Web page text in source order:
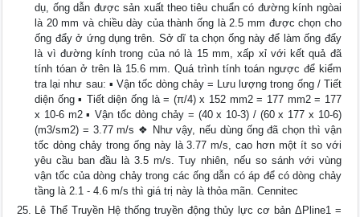
dụ, ống dẫn được sản xuất theo tiêu chuẩn có đường kính ngòai
là 20 mm và chiều dày của thành ống là 2.5 mm được chọn cho
ống đẩy ở ứng dụng trên. Sở dĩ ta chọn ống này để làm ống đẩy
là vì đường kính trong của nó là 15 mm, xấp xỉ với kết quả đã
tính tóan ở trên là 15.6 mm. Quá trình tính toán ngược để kiểm
tra lại như sau: ▪ Vận tốc dòng chảy = Lưu lượng trong ống / Tiết
diện ống ▪ Tiết diện ống là = (π/4) x 152 mm2 = 177 mm2 = 177
x 10-6 m2 ▪ Vận tốc dòng chảy = (40 x 10-3) / (60 x 177 x 10-6)
(m3/sm2) = 3.77 m/s ❖ Như vậy, nếu dùng ống đã chọn thì vận
tốc dòng chảy trong ống này là 3.77 m/s, cao hơn một ít so với
yêu cầu ban đầu là 3.5 m/s. Tuy nhiên, nếu so sánh với vùng
vận tốc của dòng chảy trong các ống dẫn có áp để có dòng chảy
tầng là 2.1 - 4.6 m/s thì giá trị này là thỏa mãn. Cennitec
Lê Thể Truyền Hệ thống truyền động thủy lực cơ bản ΔPline1 =